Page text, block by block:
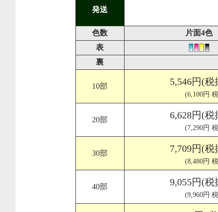
発送
色数
片面4色
表
裏
10部 5,546円(税
(6,100円
20部 6,628円(税
(7,290円
30部 7,709円(税
(8,480円
40部 9,055円(税
(9,960円